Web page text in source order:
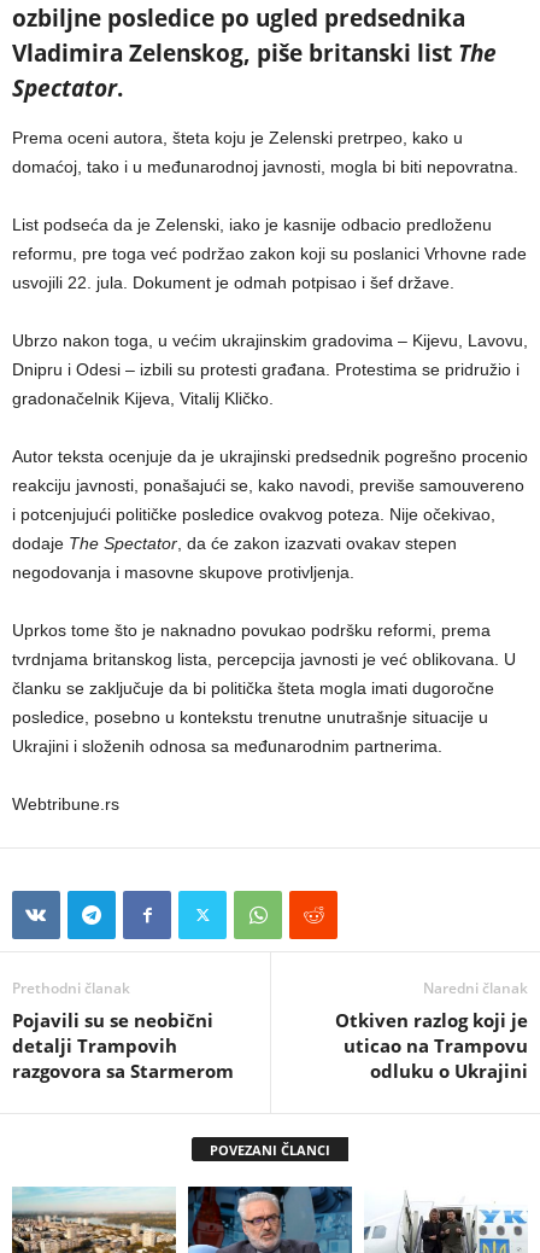
ozbiljne posledice po ugled predsednika
Vladimira Zelenskog, piše britanski list The
Spectator.
Prema oceni autora, šteta koju je Zelenski pretrpeo, kako u
domaćoj, tako i u međunarodnoj javnosti, mogla bi biti nepovratna.
List podseća da je Zelenski, iako je kasnije odbacio predloženu
reformu, pre toga već podržao zakon koji su poslanici Vrhovne rade
usvojili 22. jula. Dokument je odmah potpisao i šef države.
Ubrzo nakon toga, u većim ukrajinskim gradovima – Kijevu, Lavovu,
Dnipru i Odesi – izbili su protesti građana. Protestima se pridružio i
gradonačelnik Kijeva, Vitalij Kličko.
Autor teksta ocenjuje da je ukrajinski predsednik pogrešno procenio
reakciju javnosti, ponašajući se, kako navodi, previše samouvereno
i potcenjujući političke posledice ovakvog poteza. Nije očekivao,
dodaje The Spectator , da će zakon izazvati ovakav stepen
negodovanja i masovne skupove protivljenja.
Uprkos tome što je naknadno povukao podršku reformi, prema
tvrdnjama britanskog lista, percepcija javnosti je već oblikovana. U
članku se zaključuje da bi politička šteta mogla imati dugoročne
posledice, posebno u kontekstu trenutne unutrašnje situacije u
Ukrajini i složenih odnosa sa međunarodnim partnerima.
Webtribune.rs
Prethodni članak
Pojavili su se neobični
detalji Trampovih
razgovora sa Starmerom
Naredni članak
Otkiven razlog koji je
uticao na Trampovu
odluku o Ukrajini
POVEZANI ČLANCI